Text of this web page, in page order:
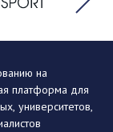
на
платформа для
университетов,